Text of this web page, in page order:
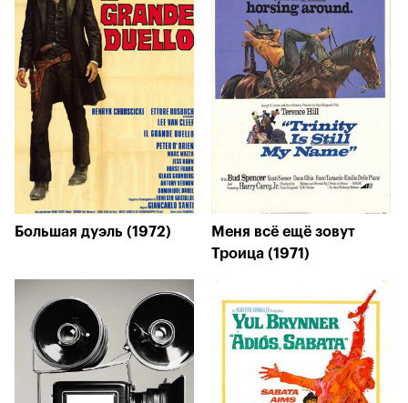
Большая дуэль (1972)
Меня всё ещё зовут
Троица (1971)